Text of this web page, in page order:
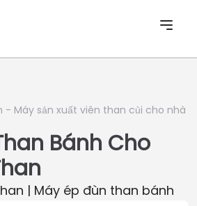
- Máy sản xuất viên than củi cho nhà
Bánh Cho
| Máy ép đùn than bánh